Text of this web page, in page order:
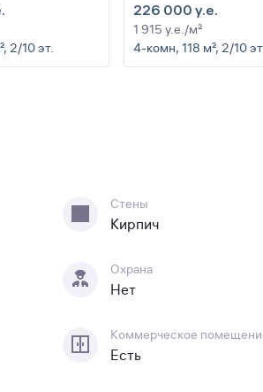
2/10 эт.
226 000 y.e.
1 915 y.e./м²
4-комн, 118 м², 2/10
Стены
Кирпич
Охрана
Нет
Коммерческое
Есть